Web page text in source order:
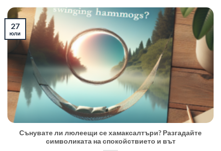
Сънувате ли люлеещи се хамаксалтъри? Разгадайте
символиката на спокойствието и вът
27
юли